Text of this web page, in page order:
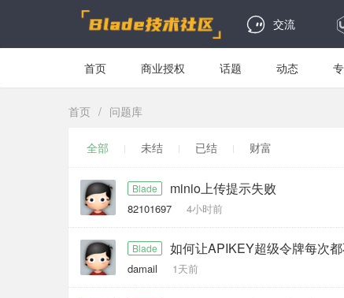
交流
首页 商业授权 话题 动态
首页 / 问题库
全部 未结 已结 财富
Blade minio上传提示失败
82101697 4小时前
Blade 如何让APIKEY超级令牌每次
damail 1天前